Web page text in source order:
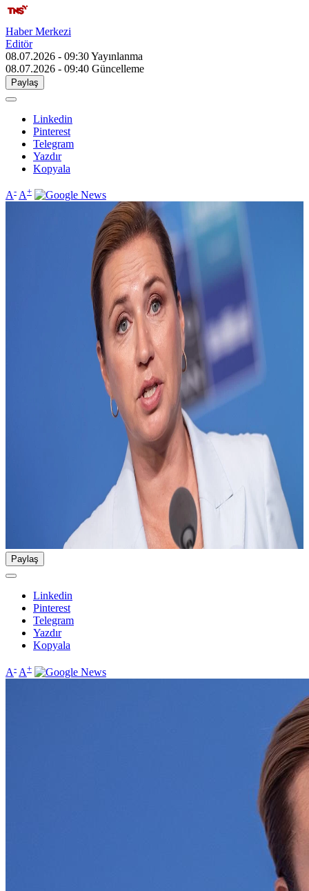
Haber Merkezi
Editör
08.07.2026 - 09:30Yayınlanma
08.07.2026 - 09:40 Güncelleme
Paylaş
Linkedin
Pinterest
Telegram
Yazdır
Kopyala
A- A+
Paylaş
Linkedin
Pinterest
Telegram
Yazdır
Kopyala
A- A+